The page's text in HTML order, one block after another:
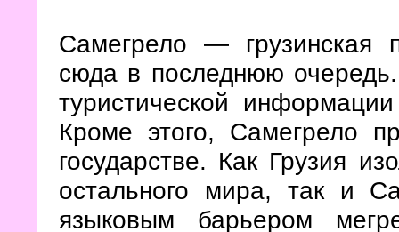
Самегрело — грузинская
сюда в последнюю
туристической
Кроме этого, Самегрело
государстве. Как Грузия
остального мира, так и
языковым барьером